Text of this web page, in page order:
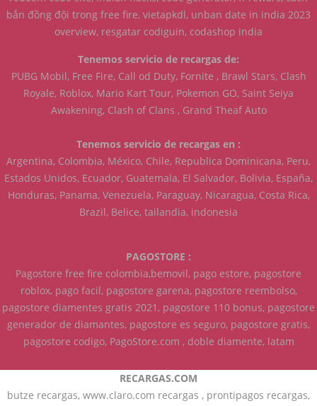
bắn đồng đội trong free fire, vietapkdl, unban date in india 2023
overview, resgatar codiguin, codashop india
Tenemos servicio de recargas de:
PUBG Mobil, Free Fire, Call od Duty, Fornite , Brawl Stars, Clash
Royale, Roblox, Mario Kart Tour, Pokemon GO, Saint Seiya
Awakening, Clash of Clans , Grand Theaf Auto
Tenemos servicio de recargas en :
Argentina, Colombia, México, Chile, Republica Dominicana, Peru,
Estados Unidos, Ecuador, Guatemala, El Salvador, Bolivia, España,
Honduras, Panama, Venezuela, Paraguay, Nicaragua, Costa Rica,
Brazil, Belice, tailandia, indonesia
PAGOSTORE :
Pagostore free fire colombia,bemovil, pago estore, pagostore
roblox, pago facil, pagostore garena, pagostore reembolso,
pagostore diamentes gratis 2021, pagostore 110 bonus, pagostore
generador de diamantes, pagostore es seguro, pagostore gratis,
pagostore codigo, PagoStore.com , doble diamente, latam
RECARGAS.COM
butze recargas, www.claro.com recargas , prontipagos recargas,